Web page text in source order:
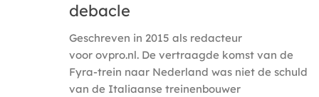
debacle
Geschreven in 2015 als redacteur
voor ovpro.nl. De vertraagde komst van de
Fyra-trein naar Nederland was niet de schuld
van de Italiaanse treinenbouwer